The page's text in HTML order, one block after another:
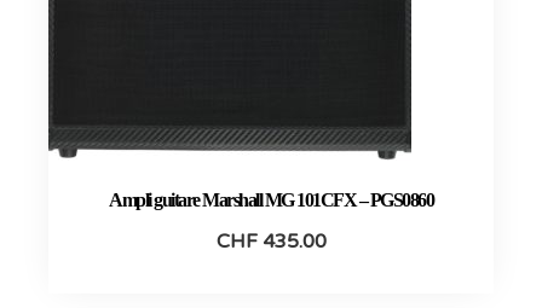
Ampli guitare Marshall MG 101CFX – PGS0860
CHF435.00